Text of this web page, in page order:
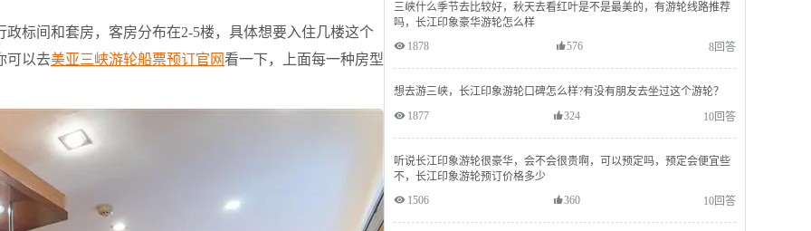
标间和套房，客房分布在2-5楼，具体想要入住几楼这个
可以去美亚三峡游轮船票预订官网看一下，上面每一种房型
三峡什么季节去比较好，秋天去看红叶是不是最美的，有游轮线路推荐
吗，长江印象豪华游轮怎么样
 1878
576 8回答
想去游三峡，长江印象游轮口碑怎么样?有没有朋友去坐过这个游轮？
 1877 324 10回答
听说长江印象游轮很豪华，会不会很贵啊，可以预定吗，预定会便宜些
不，长江印象游轮预订价格多少
 1506
360 10回答